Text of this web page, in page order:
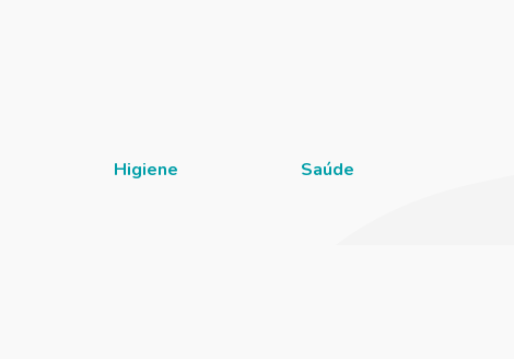
Higiene Saúde